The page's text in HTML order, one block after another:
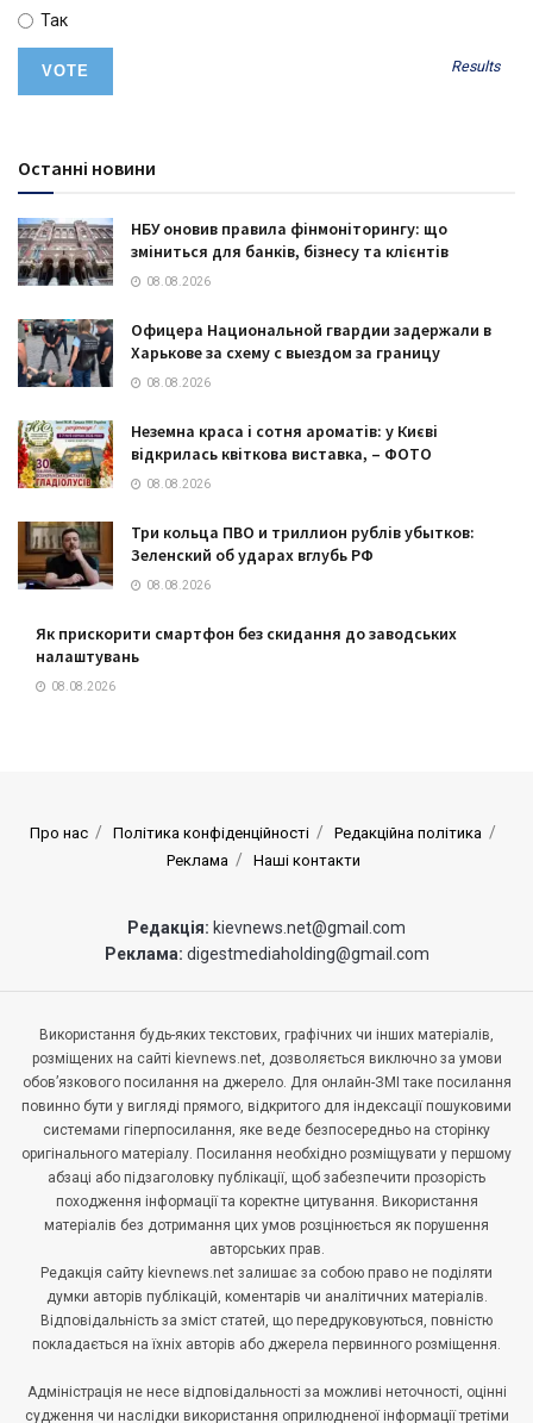
Так
Results
Останні новини
НБУ оновив правила фінмоніторингу: що
зміниться для банків, бізнесу та клієнтів
08.08.2026
Офицера Национальной гвардии задержали в
Харькове за схему с выездом за границу
08.08.2026
Неземна краса і сотня ароматів: у Києві
відкрилась квіткова виставка, – ФОТО
08.08.2026
Три кольца ПВО и триллион рублів убытков:
Зеленский об ударах вглубь РФ
08.08.2026
Як прискорити смартфон без скидання до заводських
налаштувань
08.08.2026
Про нас Політика конфіденційності
Редакційна політика
Реклама
Наші контакти
Редакція: kievnews.net@gmail.com
Реклама: digestmediaholding@gmail.com
Використання будь-яких текстових, графічних чи інших матеріалів,
розміщених на сайті kievnews.net, дозволяється виключно за умови
обов’язкового посилання на джерело. Для онлайн-ЗМІ таке посилання
повинно бути у вигляді прямого, відкритого для індексації пошуковими
системами гіперпосилання, яке веде безпосередньо на сторінку
оригінального матеріалу. Посилання необхідно розміщувати у першому
абзаці або підзаголовку публікації, щоб забезпечити прозорість
походження інформації та коректне цитування. Використання
матеріалів без дотримання цих умов розцінюється як порушення
авторських прав.
Редакція сайту kievnews.net залишає за собою право не поділяти
думки авторів публікацій, коментарів чи аналітичних матеріалів.
Відповідальність за зміст статей, що передруковуються, повністю
покладається на їхніх авторів або джерела первинного розміщення.
Адміністрація не несе відповідальності за можливі неточності, оцінні
судження чи наслідки використання оприлюдненої інформації третіми